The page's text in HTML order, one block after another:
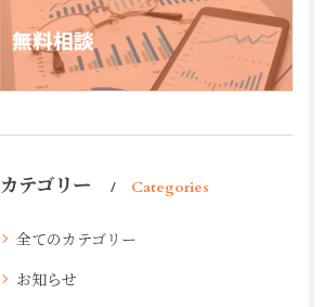
カテゴリー Categories
全てのカテゴリー
お知らせ